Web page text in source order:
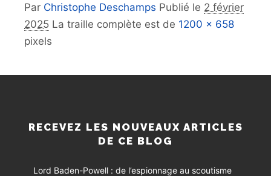
Par Christophe Deschamps Publié le 2 février
2025 La traille complète est de 1200 × 658
pixels
RECEVEZ LES NOUVEAUX ARTICLES
DE CE BLOG
Lord Baden-Powell : de l’espionnage au scoutisme